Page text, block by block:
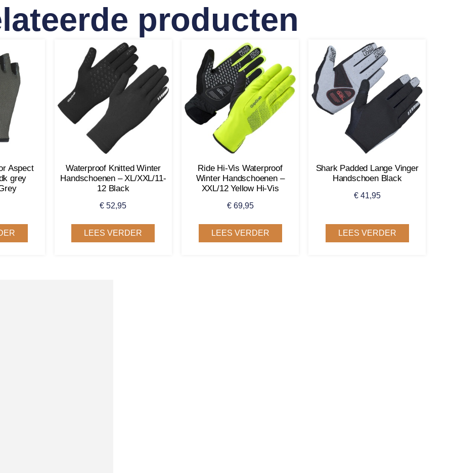
producten
Aspect
grey
Waterproof Knitted Winter
Handschoenen – XL/XXL/11-
12 Black
€ 52,95
LEES VERDER
Ride Hi-Vis Waterproof
Winter Handschoenen –
XXL/12 Yellow Hi-Vis
€69,95
LEES VERDER
Shark Padded Lange Vinger
Handschoen Black
€41,95
LEES VERDER